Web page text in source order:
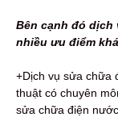
Bên cạnh đó dịch
nhiều ưu điểm
+Dịch vụ sửa chữa
thuật có chuyên
sửa chữa điện